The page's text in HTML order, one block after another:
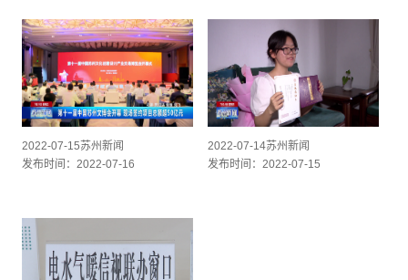
2022-07-15苏州新闻
发布时间：2022-07-16
2022-07-14苏州新闻
发布时间：2022-07-15